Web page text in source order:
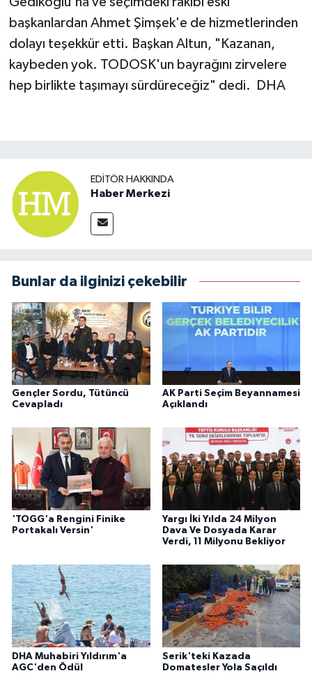
başkanlardan Ahmet Şimşek'e de hizmetlerinden
dolayı teşekkür etti. Başkan Altun, "Kazanan,
kaybeden yok. TODOSK'un bayrağını zirvelere
hep birlikte taşımayı sürdüreceğiz" dedi.
DHA
EDITÖR HAKKINDA
Haber Merkezi
Bunlar da ilginizi çekebilir
Gençler Sordu, Tütüncü
Cevapladı
AK Parti Seçim Beyannamesi
Açıklandı
'TOGG'a Rengini Finike
Portakalı Versin'
Yargı İki Yılda 24 Milyon
Dava Ve Dosyada Karar
Verdi, 11 Milyonu Bekliyor
DHA Muhabiri Yıldırım'a
AGC'den Ödül
Serik'teki Kazada
Domatesler Yola Saçıldı